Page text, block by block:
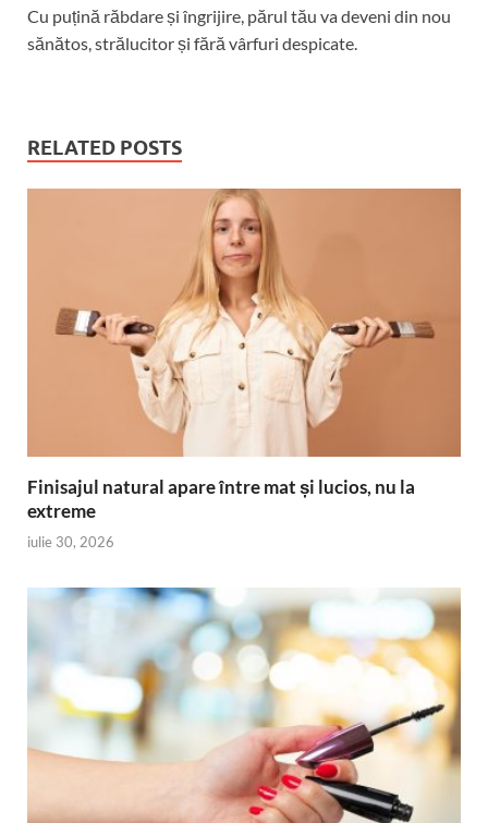
Cu puțină răbdare și îngrijire, părul tău va deveni din nou
sănătos, strălucitor și fără vârfuri despicate.
RELATED POSTS
Finisajul natural apare între mat și lucios, nu la
extreme
iulie 30, 2026